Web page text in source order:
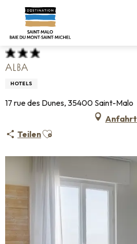
contenu
Startseite
Alba
ALBA
HOTELS
17 rue des Dunes, 35400 Saint-Malo
Anfahrt
TeilenAjouter aux favoris